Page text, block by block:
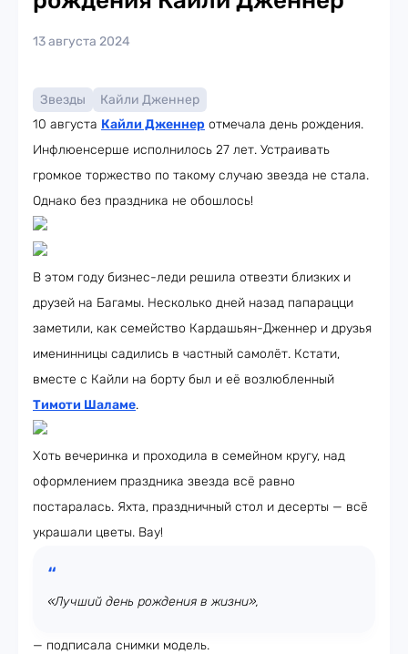
13 августа 2024
Звезды
Кайли Дженнер
10 августа Кайли Дженнер отмечала день рождения.
Инфлюенсерше исполнилось 27 лет. Устраивать
громкое торжество по такому случаю звезда не стала.
Однако без праздника не обошлось!
В этом году бизнес-леди решила отвезти близких и
друзей на Багамы. Несколько дней назад папарацци
заметили, как семейство Кардашьян-Дженнер и друзья
именинницы садились в частный самолёт. Кстати,
вместе с Кайли на борту был и её возлюбленный
Тимоти Шаламе.
Хоть вечеринка и проходила в семейном кругу, над
оформлением праздника звезда всё равно
постаралась. Яхта, праздничный стол и десерты — всё
украшали цветы. Вау!
«Лучший день рождения в жизни»,
— подписала снимки модель.